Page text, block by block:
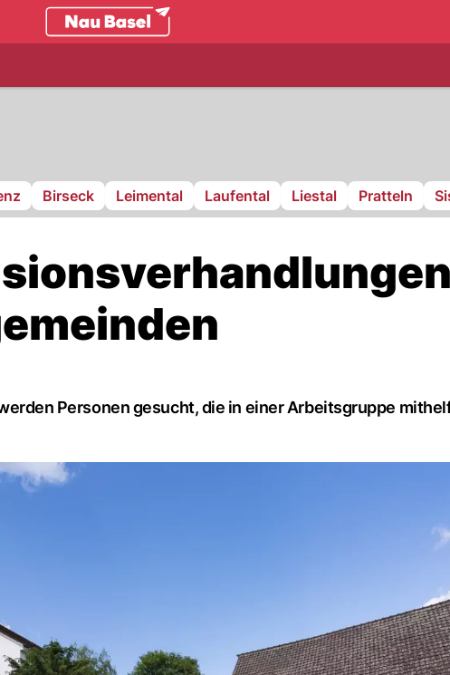
Birseck Leimental Laufental Liestal Pratteln
Personen gesucht, die in einer Arbeitsgruppe